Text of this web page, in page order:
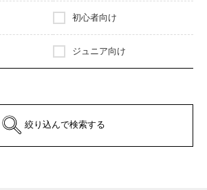
初心者向け
ジュニア向け
絞り込んで検索する